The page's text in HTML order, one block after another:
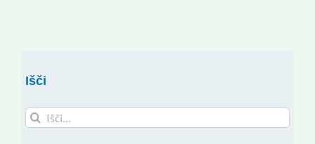
Išči
Search
for: